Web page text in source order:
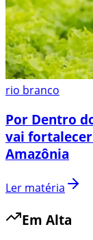
rio branco
Por Dentro
vai
Amazônia
Ler matéria
Em Alta